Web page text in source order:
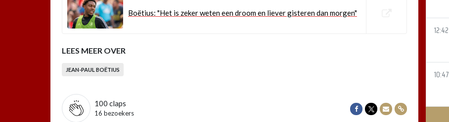
Boëtius: "Het is zeker weten een droom en liever gisteren dan morgen"
LEES MEER OVER
JEAN-PAUL BOËTIUS
100 claps
16 bezoekers
Delen op Facebook
Delen op Twitter
Delen via Mail
Delen via link
12:42
10:47